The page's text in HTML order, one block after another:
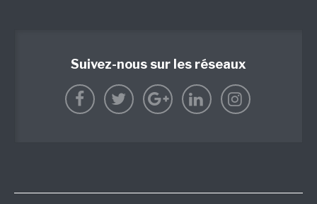
Suivez-nous sur les réseaux